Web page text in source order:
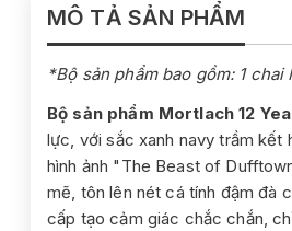
MÔ TẢ SẢN PHẨM
*Bộ sản phẩm bao gồm: 1
Bộ sản phẩm Mortlach 12
lực, với sắc xanh navy trầm kết
hình ảnh "The Beast of
mẽ, tôn lên nét cá tính đậm đà
cấp tạo cảm giác chắc chắn,